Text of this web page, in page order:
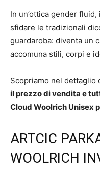
In un’ottica gender
sfidare le tradizionali
guardaroba: diventa un
accomuna stili, corpi e
Scopriamo nel dettaglio
il prezzo di vendita e
Cloud Woolrich Unisex
ARTCIC
WOOLRICH